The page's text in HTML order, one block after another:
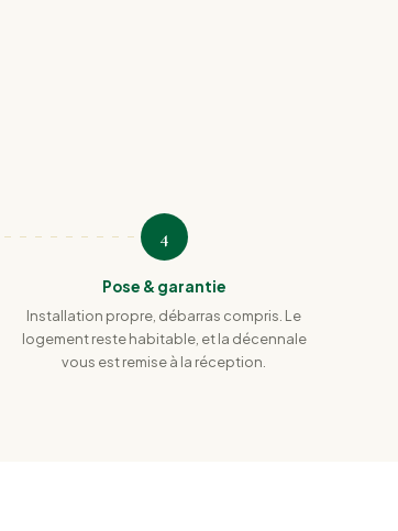
4
Pose & garantie
Installation propre, débarras compris. Le
logement reste habitable, et la décennale
vous est remise à la réception.